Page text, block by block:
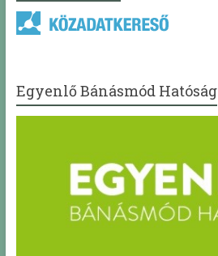
Egyenlő Bánásmód Hatóság